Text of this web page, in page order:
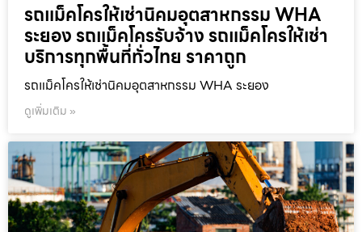
รถแม็คโครให้เช่านิคมอุตสาหกรรม WHA
ระยอง รถแม็คโครรับจ้าง รถแม็คโครให้เช่า
บริการทุกพื้นที่ทั่วไทย ราคาถูก
รถแม็คโครให้เช่านิคมอุตสาหกรรม WHA ระยอง
ดูเพิ่มเติม »